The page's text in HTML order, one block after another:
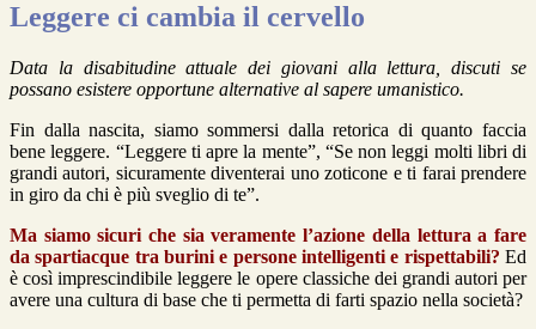
Leggere ci cambia il cervello
Data la disabitudine attuale dei giovani alla lettura, discuti se
possano esistere opportune alternative al sapere umanistico.
Fin dalla nascita, siamo sommersi dalla retorica di quanto faccia
bene leggere. “Leggere ti apre la mente”, “Se non leggi molti libri di
grandi autori, sicuramente diventerai uno zoticone e ti farai prendere
in giro da chi è più sveglio di te”.
Ma siamo sicuri che sia veramente l’azione della lettura a fare
da spartiacque tra burini e persone intelligenti e rispettabili? Ed
è così imprescindibile leggere le opere classiche dei grandi autori per
avere una cultura di base che ti permetta di farti spazio nella società?